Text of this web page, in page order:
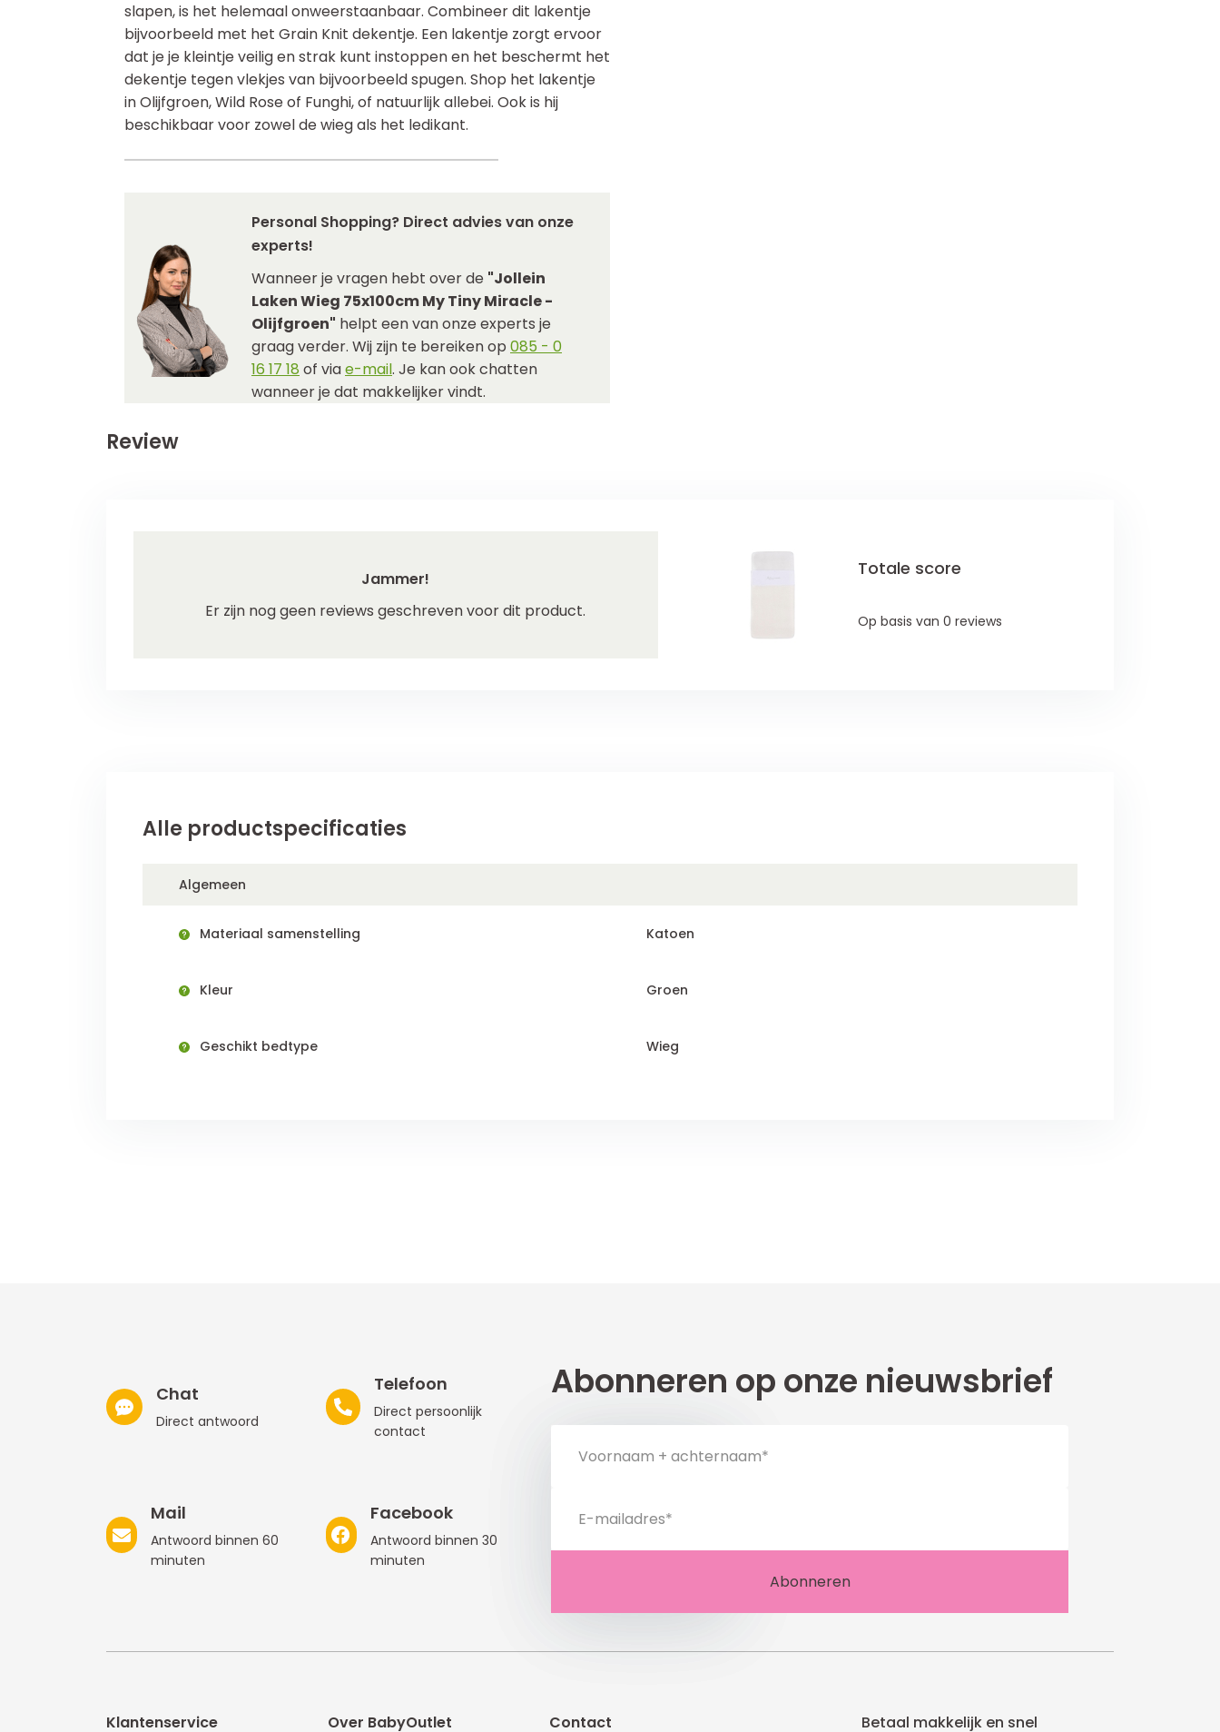
slapen, is het helemaal onweerstaanbaar. Combineer dit lakentje
bijvoorbeeld met het Grain Knit dekentje. Een lakentje zorgt ervoor
dat je je kleintje veilig en strak kunt instoppen en het beschermt het
dekentje tegen vlekjes van bijvoorbeeld spugen. Shop het lakentje
in Olijfgroen, Wild Rose of Funghi, of natuurlijk allebei. Ook is hij
beschikbaar voor zowel de wieg als het ledikant.
Personal Shopping? Direct advies van onze
experts!
Wanneer je vragen hebt over de "Jollein
Laken Wieg 75x100cm My Tiny Miracle -
Olijfgroen" helpt een van onze experts je
graag verder. Wij zijn te bereiken op 085 - 0
16 17 18 of viae-mail. Je kan ook chatten
wanneer je dat makkelijker vindt.
Review
Jammer!
Er zijn nog geen reviews geschreven voor dit product.
Totale score
Op basis van 0 reviews
Alle productspecificaties
Algemeen
Materiaal samenstelling Katoen
Kleur Groen
Geschikt bedtype Wieg
Chat
Direct antwoord
Telefoon
Direct persoonlijk
contact
Mail
Antwoord binnen 60
minuten
Facebook
Antwoord binnen 30
minuten
Abonneren op onze nieuwsbrief
Klantenservice Over BabyOutlet Contact Betaal makkelijk en snel